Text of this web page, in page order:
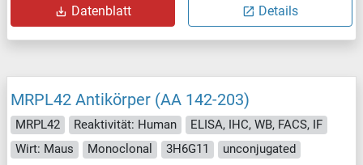
Datenblatt Details
MRPL42 Antikörper (AA 142-203)
MRPL42 Reaktivität: Human
ELISA, IHC, WB, FACS, IF
Wirt: Maus
Monoclonal 3H6G11 unconjugated